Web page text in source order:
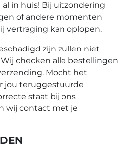
in huis! Bij uitzondering
of andere momenten
vertraging kan oplopen.
zijn zullen niet
checken alle bestellingen
Mocht het
jou teruggestuurde
staat bij ons
wij contact met je